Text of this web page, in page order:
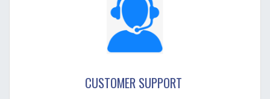
CUSTOMER SUPPORT